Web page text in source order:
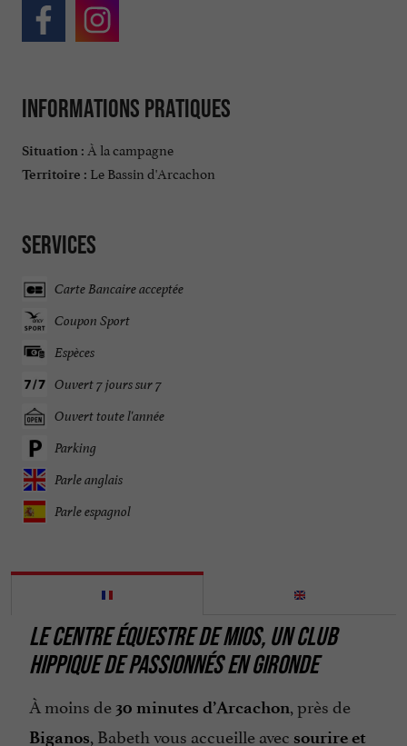
Informations pratiques
Situation : À la campagne
Territoire : Le Bassin d'Arcachon
Services
Carte Bancaire acceptée
Coupon Sport
Espèces
Ouvert 7 jours sur 7
Ouvert toute l'année
Parking
Parle anglais
Parle espagnol
LE CENTRE ÉQUESTRE DE MIOS, UN CLUB
HIPPIQUE DE PASSIONNÉS EN GIRONDE
À moins de 30 minutes d’Arcachon, près de
Biganos, Babeth vous accueille avec sourire et